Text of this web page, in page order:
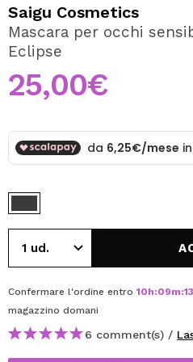
Creando un account su
acquisti velocemente,
Saigu Cosmetics
Mascara per occhi
Eclipse
25,00€
Confermare l'ordine entro 10h:09m:13
magazzino domani
6 comment(s) /